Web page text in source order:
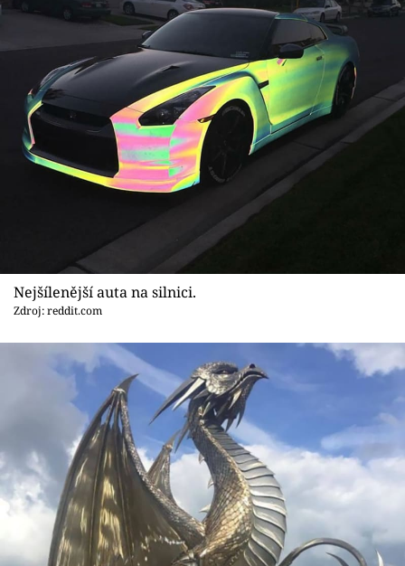
Nejšílenější auta na silnici.
Zdroj: reddit.com